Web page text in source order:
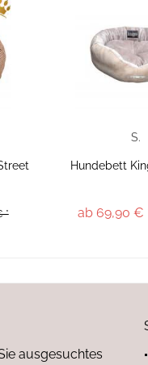
*
S.
Hundebett
ab 69,90 €
ausgesuchtes